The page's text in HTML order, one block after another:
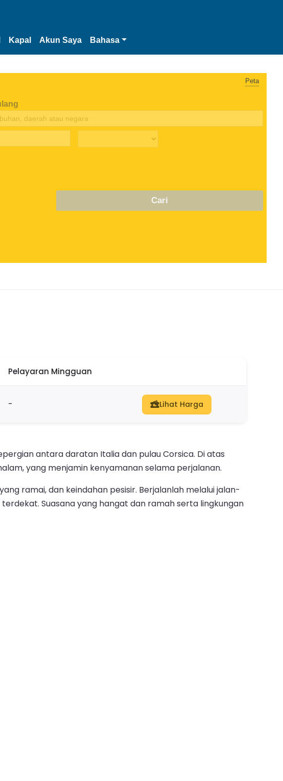
Kapal Akun Saya Bahasa
Peta
Cari
Pelayaran Mingguan
- Lihat Harga
antara daratan Italia dan pulau Corsica. Di atas
yang menjamin kenyamanan selama perjalanan.
ramai, dan keindahan pesisir. Berjalanlah melalui jalan-
Suasana yang hangat dan ramah serta lingkungan